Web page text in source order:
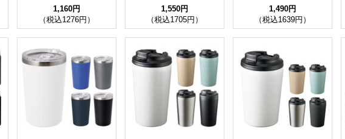
1,160円
（税込1276円）
1,550円
（税込1705円）
1,490円
（税込1639円）